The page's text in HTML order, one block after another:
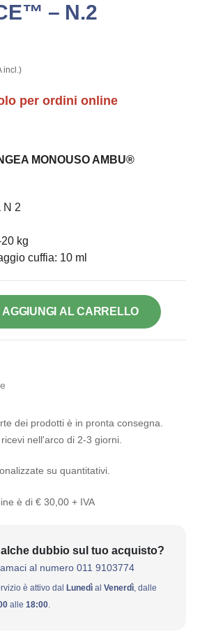
– N.2
incl.)
per ordini online
MONOUSO AMBU®
N 2
kg
cuffia: 10 ml
AGGIUNGI AL CARRELLO
dei prodotti è in pronta consegna.
nell'arco di 2-3 giorni.
su quantitativi.
è di € 30,00 + IVA
dubbio sul tuo acquisto?
al numero 011 9103774
è attivo dal Lunedì al Venerdì, dalle
alle 18:00.